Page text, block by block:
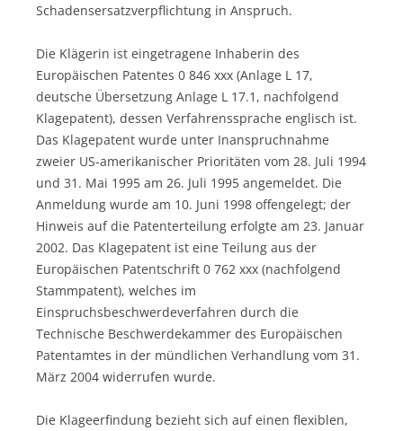
Schadensersatzverpflichtung in Anspruch.
Die Klägerin ist eingetragene Inhaberin des
Europäischen Patentes 0 846 xxx (Anlage L 17,
deutsche Übersetzung Anlage L 17.1, nachfolgend
Klagepatent), dessen Verfahrenssprache englisch ist.
Das Klagepatent wurde unter Inanspruchnahme
zweier US-amerikanischer Prioritäten vom 28. Juli 1994
und 31. Mai 1995 am 26. Juli 1995 angemeldet. Die
Anmeldung wurde am 10. Juni 1998 offengelegt; der
Hinweis auf die Patenterteilung erfolgte am 23. Januar
2002. Das Klagepatent ist eine Teilung aus der
Europäischen Patentschrift 0 762 xxx (nachfolgend
Stammpatent), welches im
Einspruchsbeschwerdeverfahren durch die
Technische Beschwerdekammer des Europäischen
Patentamtes in der mündlichen Verhandlung vom 31.
März 2004 widerrufen wurde.
Die Klageerfindung bezieht sich auf einen flexiblen,